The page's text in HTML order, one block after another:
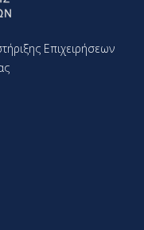
Επιχειρήσεων